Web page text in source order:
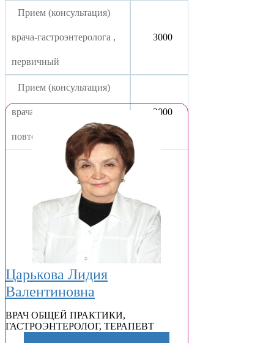
Прием (консультация)
врача-гастроэнтеролога ,
первичный
3000
Прием (консультация)
врача-гастроэнтеролога ,
повторный
2000
Царькова Лидия
Валентиновна
ВРАЧ ОБЩЕЙ ПРАКТИКИ,
ГАСТРОЭНТЕРОЛОГ, ТЕРАПЕВТ